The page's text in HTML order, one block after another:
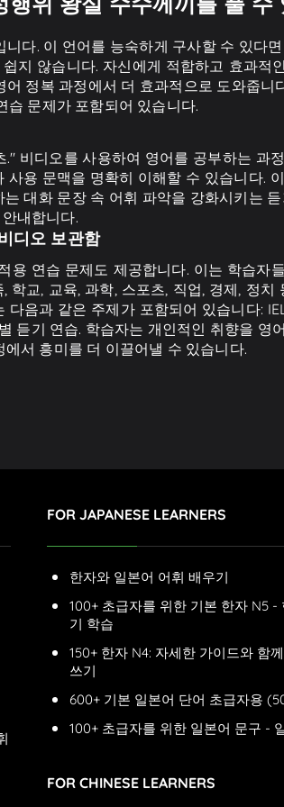
다. 이 언어를 능숙하게 구사할 수 있다
지 않습니다. 자신에게 적합하고 효과
정복 과정에서 더 효과적으로 도와줍
습 문제가 포함되어 있습니다.
비디오를 사용하여 영어를 공부하는 과
용 문맥을 명확히 이해할 수 있습니다.
대화 문장 속 어휘 파악을 강화시키는
내합니다.
디오 보관함
연습 문제도 제공합니다. 이는 학습
학교, 교육, 과학, 스포츠, 직업, 경제, 정
음과 같은 주제가 포함되어 있습니다:
듣기 연습. 학습자는 개인적인 취향을
서 흥미를 더 이끌어낼 수 있습니다.
FOR JAPANESE LEARNERS
한자와 일본어 어휘 배우기
100+ 초급자를 위한 기본 한자 N5 -
기 학습
150+ 한자 N4: 자세한 가이드와 함
쓰기
600+ 기본 일본어 단어 초급자용
100+ 초급자를 위한 일본어 문구 -
FOR CHINESE LEARNERS